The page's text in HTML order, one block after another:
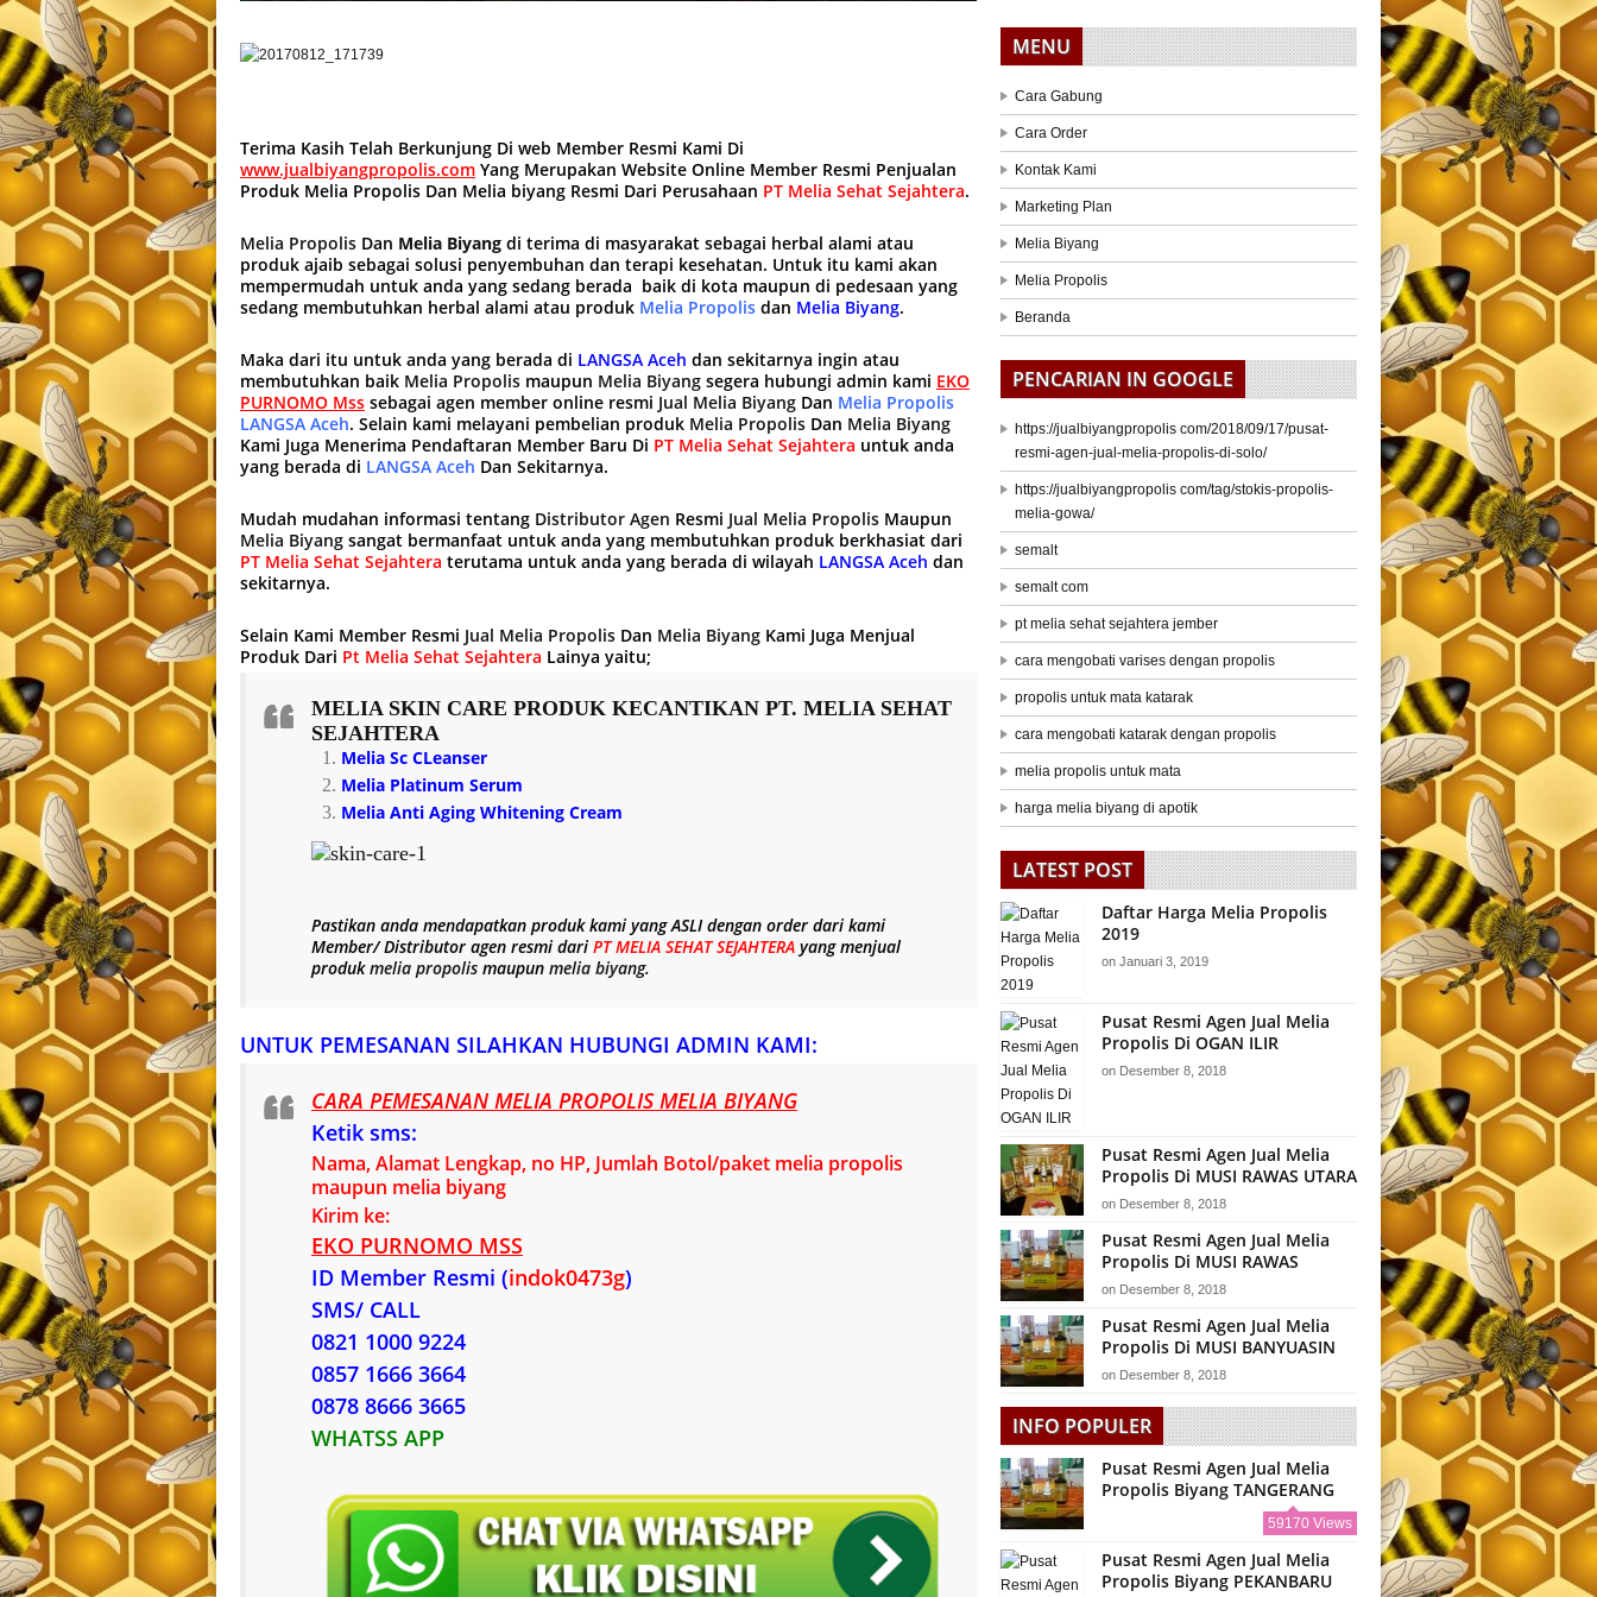
Terima Kasih Telah Berkunjung Di web Member Resmi Kami Di
www.jualbiyangpropolis.com Yang Merupakan Website Online Member Resmi Penjualan
Produk Melia Propolis Dan Melia biyang Resmi Dari Perusahaan PT Melia Sehat Sejahtera.
Melia Propolis Dan Melia Biyang di terima di masyarakat sebagai herbal alami atau
produk ajaib sebagai solusi penyembuhan dan terapi kesehatan. Untuk itu kami akan
mempermudah untuk anda yang sedang berada baik di kota maupun di pedesaan yang
sedang membutuhkan herbal alami atau produk Melia Propolis dan Melia Biyang.
Maka dari itu untuk anda yang berada di LANGSA Aceh dan sekitarnya ingin atau
membutuhkan baik Melia Propolis maupun Melia Biyang segera hubungi admin kami EKO
PURNOMO Mss sebagai agen member online resmi Jual Melia Biyang Dan Melia Propolis
LANGSA Aceh. Selain kami melayani pembelian produk Melia Propolis Dan Melia Biyang
Kami Juga Menerima Pendaftaran Member Baru Di PT Melia Sehat Sejahtera untuk anda
yang berada di LANGSA Aceh Dan Sekitarnya.
Mudah mudahan informasi tentang Distributor Agen Resmi Jual Melia Propolis Maupun
Melia Biyang sangat bermanfaat untuk anda yang membutuhkan produk berkhasiat dari
PT Melia Sehat Sejahtera terutama untuk anda yang berada di wilayah LANGSA Aceh dan
sekitarnya.
Selain Kami Member Resmi Jual Melia Propolis Dan Melia Biyang Kami Juga Menjual
Produk Dari Pt Melia Sehat Sejahtera Lainya yaitu;
MELIA SKIN CARE PRODUK KECANTIKAN PT. MELIA SEHAT
SEJAHTERA
Melia Sc CLeanser
Melia Platinum Serum
Melia Anti Aging Whitening Cream
Pastikan anda mendapatkan produk kami yangASLIdengan order dari kami
Member/ Distributor agen resmi dari PT MELIA SEHAT SEJAHTERA yang menjual
produkmelia propolis maupun melia biyang.
UNTUK PEMESANAN SILAHKAN HUBUNGI ADMIN KAMI:
CARA PEMESANAN MELIA PROPOLIS MELIA BIYANG
Ketik sms:
Nama, Alamat Lengkap, no HP, Jumlah Botol/paket melia propolis
maupun melia biyang
Kirim ke:
EKO PURNOMO MSS
ID Member Resmi (indok0473g)
SMS/ CALL
0821 1000 9224
0857 1666 3664
0878 8666 3665
WHATSS APP
MENU
Cara Gabung
Cara Order
Kontak Kami
Marketing Plan
Melia Biyang
Melia Propolis
Beranda
PENCARIAN IN GOOGLE
https://jualbiyangpropolis com/2018/09/17/pusat-
resmi-agen-jual-melia-propolis-di-solo/
https://jualbiyangpropolis com/tag/stokis-propolis-
melia-gowa/
semalt
semalt com
pt melia sehat sejahtera jember
cara mengobati varises dengan propolis
propolis untuk mata katarak
cara mengobati katarak dengan propolis
melia propolis untuk mata
harga melia biyang di apotik
LATEST POST
Daftar Harga Melia Propolis
2019
on Januari 3, 2019
Pusat Resmi Agen Jual Melia
Propolis Di OGAN ILIR
on Desember 8, 2018
Pusat Resmi Agen Jual Melia
Propolis Di MUSI RAWAS UTARA
on Desember 8, 2018
Pusat Resmi Agen Jual Melia
Propolis Di MUSI RAWAS
on Desember 8, 2018
Pusat Resmi Agen Jual Melia
Propolis Di MUSI BANYUASIN
on Desember 8, 2018
INFO POPULER
Pusat Resmi Agen Jual Melia
Propolis Biyang TANGERANG
59170 Views
Pusat Resmi Agen Jual Melia
Propolis Biyang PEKANBARU